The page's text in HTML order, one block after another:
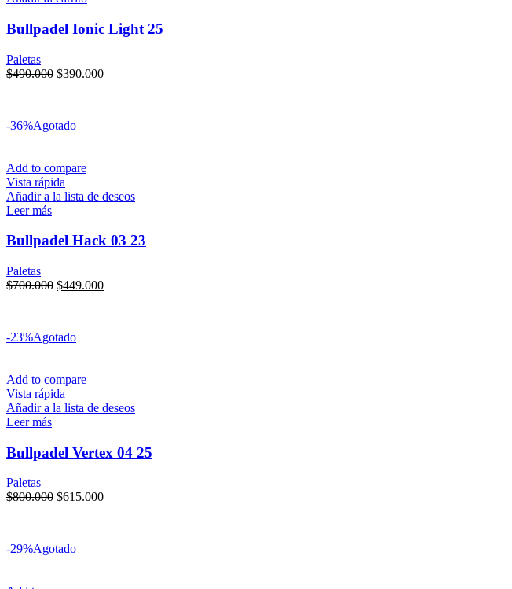
Bullpadel Ionic Light 25
Paletas
$490.000 $390.000
-36%Agotado
Add to compare
Vista rápida
Añadir a la lista de deseos
Leer más
Bullpadel Hack 03 23
Paletas
$700.000 $449.000
-23%Agotado
Add to compare
Vista rápida
Añadir a la lista de deseos
Leer más
Bullpadel Vertex 04 25
Paletas
$800.000 $615.000
-29%Agotado